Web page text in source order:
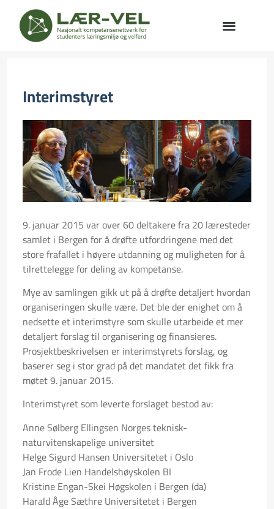
Interimstyret
9. januar 2015 var over 60 deltakere fra 20 læresteder
samlet i Bergen for å drøfte utfordringene med det
store frafallet i høyere utdanning og muligheten for å
tilrettelegge for deling av kompetanse.
Mye av samlingen gikk ut på å drøfte detaljert hvordan
organiseringen skulle være. Det ble der enighet om å
nedsette et interimstyre som skulle utarbeide et mer
detaljert forslag til organisering og finansieres.
Prosjektbeskrivelsen er interimstyrets forslag, og
baserer seg i stor grad på det mandatet det fikk fra
møtet 9. januar 2015.
Interimstyret som leverte forslaget bestod av:
Anne Sølberg Ellingsen Norges teknisk-
naturvitenskapelige universitet
Helge Sigurd Hansen Universitetet i Oslo
Jan Frode Lien Handelshøyskolen BI
Kristine Engan-Skei Høgskolen i Bergen (da)
Harald Åge Sæthre Universitetet i Bergen